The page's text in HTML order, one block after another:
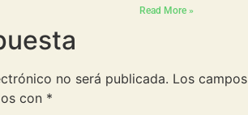
Read More »
no será publicada. Los campos
con *